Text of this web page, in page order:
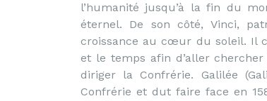
l’humanité jusqu’à la fin du
éternel. De son côté, Vinci,
croissance au cœur du soleil. Il
et le temps afin d’aller
diriger la Confrérie. Galilée
Confrérie et dut faire face en